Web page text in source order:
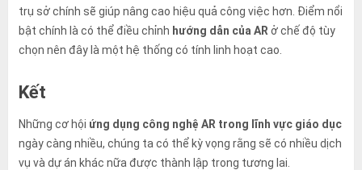
trụ sở chính sẽ giúp nâng cao hiệu quả công việc hơn. Điểm nổi
bật chính là có thể điều chỉnh hướng dẫn của AR ở chế độ tùy
chọn nên đây là một hệ thống có tính linh hoạt cao.
Kết
Những cơ hội ứng dụng công nghệ AR trong lĩnh vực giáo dục
ngày càng nhiều, chúng ta có thể kỳ vọng rằng sẽ có nhiều dịch
vụ và dự án khác nữa được thành lập trong tương lai.